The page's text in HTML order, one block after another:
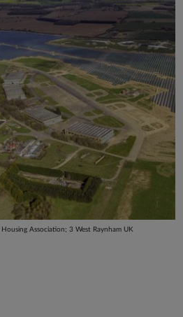
Association; 3 West Raynham UK